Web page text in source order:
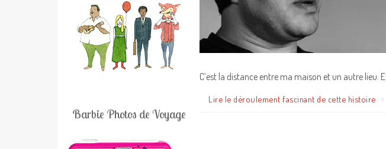
C’est la distance entre ma maison et un autre lieu.
Lire le déroulement fascinant de cette histoire
Barbie Photos de Voyage